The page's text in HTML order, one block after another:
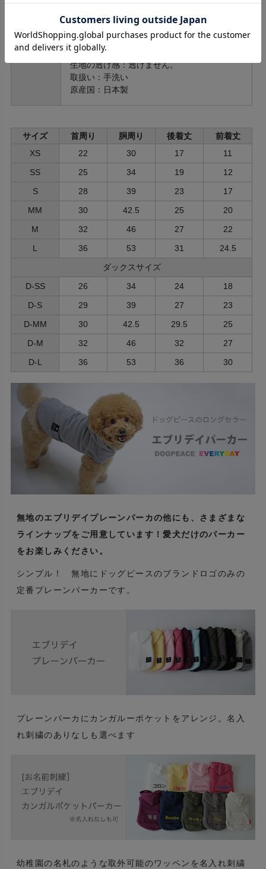
素材等
サイズ：XS～L、D-SS～D-L
タイプ：プルオーバー
伸縮性：伸縮あります。
裏地：なし
生地の透け感：透けません。
取扱い：手洗い
原産国：日本製
サイズ 首周り 胴周り 後着丈
前着丈
XS
22 30 17
11
SS
25 34 19
12
S
28 39 23
17
MM
30 42.5 25
20
M
32 46 27
22
L
36 53 31
24.5
ダックスサイズ
D-SS
26 34 24
18
D-S
29 39 27
23
D-MM
30 42.5 29.5
25
D-M
32 46 32
27
D-L
36 53 36 30
無地のエブリデイプレーンパーカの他にも、さまざまな
ラインナップをご用意しています！愛犬だけのパーカー
をお楽しみください。
シンプル！ 無地にドッグピースのブランドロゴのみの
定番プレーンパーカーです。
プレーンパーカにカンガルーポケットをアレンジ。名入
れ刺繍のありなしも選べます
幼稚園の名札のような取外可能のワッペンを名入れ刺繍